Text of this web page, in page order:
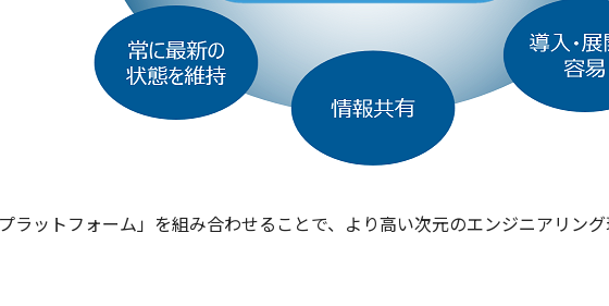
プラットフォーム」を組み合わせることで、より高い次元のエンジニアリン